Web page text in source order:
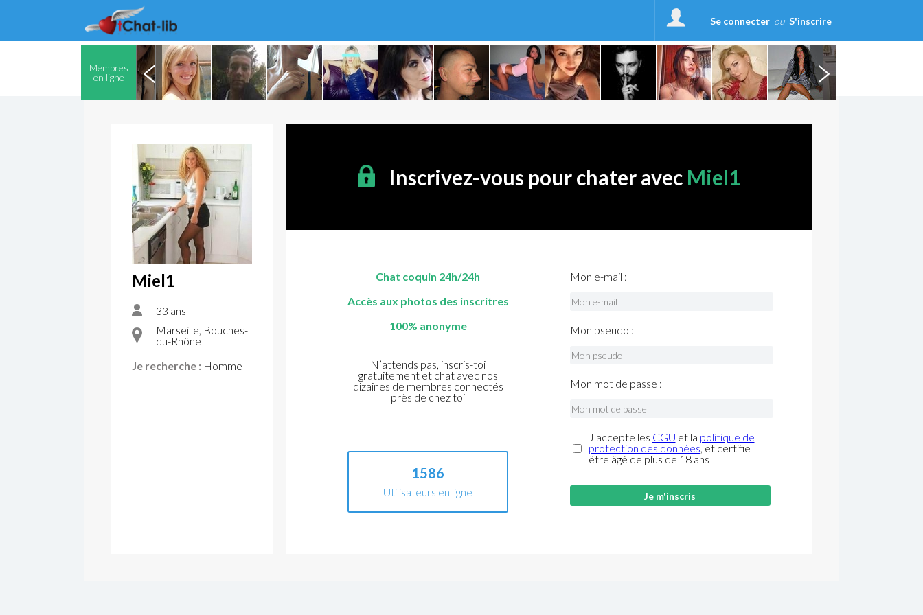
Se connecter ou S'inscrire
Membres
en ligne
Miel1
33 ans
Marseille, Bouches-
du-Rhône
Je recherche : Homme
Inscrivez-vous pour chater avec Miel1
Chat coquin 24h/24h
Accès aux photos des inscritres
100% anonyme
N’attends pas, inscris-toi
gratuitement et chat avec nos
dizaines de membres connectés
près de chez toi
1586
Utilisateurs en ligne
Mon e-mail :
Mon pseudo :
Mon mot de passe :
J'accepte les CGU et la politique de
protection des données, et certifie
être âgé de plus de 18 ans